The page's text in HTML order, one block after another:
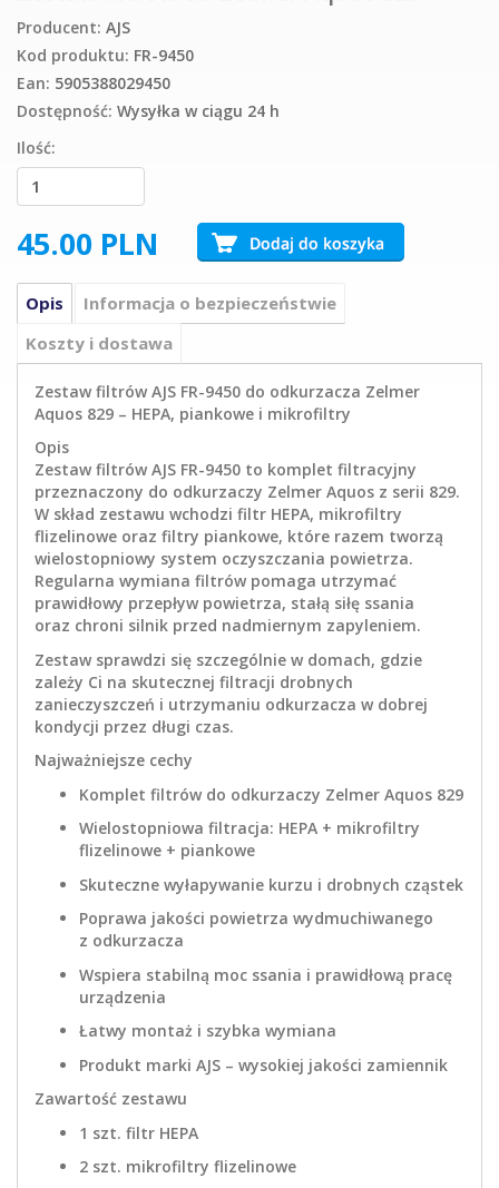
Producent: AJS
Kod produktu: FR-9450
Ean: 5905388029450
Dostępność: Wysyłka w ciągu 24 h
Ilość:
45.00 PLN
Opis
Informacja o bezpieczeństwie
Koszty i dostawa
Zestaw filtrów AJS FR-9450 do odkurzacza Zelmer
Aquos 829 – HEPA, piankowe i mikrofiltry
Opis
Zestaw filtrów AJS FR-9450 to komplet filtracyjny
przeznaczony do odkurzaczy Zelmer Aquos z serii 829.
W skład zestawu wchodzi filtr HEPA, mikrofiltry
flizelinowe oraz filtry piankowe, które razem tworzą
wielostopniowy system oczyszczania powietrza.
Regularna wymiana filtrów pomaga utrzymać
prawidłowy przepływ powietrza, stałą siłę ssania
oraz chroni silnik przed nadmiernym zapyleniem.
Zestaw sprawdzi się szczególnie w domach, gdzie
zależy Ci na skutecznej filtracji drobnych
zanieczyszczeń i utrzymaniu odkurzacza w dobrej
kondycji przez długi czas.
Najważniejsze cechy
Komplet filtrów do odkurzaczy Zelmer Aquos 829
Wielostopniowa filtracja: HEPA + mikrofiltry
flizelinowe + piankowe
Skuteczne wyłapywanie kurzu i drobnych cząstek
Poprawa jakości powietrza wydmuchiwanego
z odkurzacza
Wspiera stabilną moc ssania i prawidłową pracę
urządzenia
Łatwy montaż i szybka wymiana
Produkt marki AJS – wysokiej jakości zamiennik
Zawartość zestawu
1 szt. filtr HEPA
2 szt. mikrofiltry flizelinowe